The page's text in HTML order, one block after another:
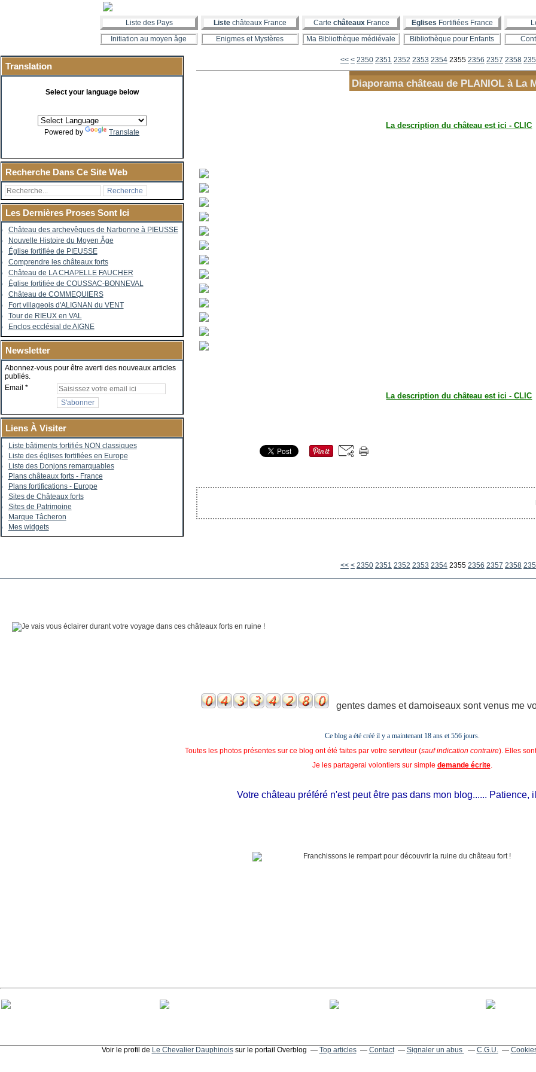
Liste des Pays Liste châteaux France Carte châteauxFrance Eglises Fortifiées France
Initiation au moyen âge
Enigmes et Mystères Ma Bibliothèque médiévale Bibliothèque pour Enfants
Translation
Select your language below
Powered by Translate
Recherche Dans Ce Site Web
Les Dernières Proses Sont Ici
Château des archevêques de Narbonne à PIEUSSE
Nouvelle Histoire du Moyen Âge
Église fortifiée de PIEUSSE
Comprendre les châteaux forts
Château de LA CHAPELLE FAUCHER
Église fortifiée de COUSSAC-BONNEVAL
Château de COMMEQUIERS
Fort villageois d'ALIGNAN du VENT
Tour de RIEUX en VAL
Enclos ecclésial de AIGNE
Newsletter
Abonnez-vous pour être averti des nouveaux articles
publiés.
Email
Liens À Visiter
Liste bâtiments fortifiés NON classiques
Liste des églises fortifiées en Europe
Liste des Donjons remarquables
Plans châteaux forts - France
Plans fortifications - Europe
Sites de Châteaux forts
Sites de Patrimoine
Marque Tâcheron
Mes widgets
<< < 2300
2310
2320
2330
2340
2350 2351 2352 2353 2354 2355 2356 2357 2358
Diaporama château de PLANIOL à La
La description du château est ici - CLIC
La description du château est ici - CLIC
<< < 2300
2310
2320
2330
2340
2350 2351 2352 2353 2354 2355 2356 2357 2358
gentes dames et damoiseaux sont venus me
Ce blog a été créé il y a maintenant 18 ans et556 jours.
Toutes les photos présentes sur ce blog ont été faites par votre serviteur (sauf indication contraire). Elles
Je les partagerai volontiers sur simple demande écrite.
Votre château préféré n'est peut être pas dans mon blog...... Patience,
Voir le profil de Le Chevalier Dauphinoissur le portail Overblog Top articles Contact Signaler un abus C.G.U.